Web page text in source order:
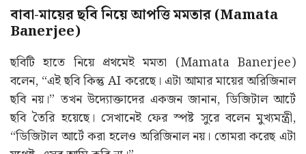
বাবা-মায়ের ছবি নিয়ে আপত্তি মমতার (Mamata
Banerjee)
ছবিটি হাতে নিয়ে প্রথমেই মমতা (Mamata Banerjee)
বলেন, “এই ছবি কিন্তু AI করেছে। এটা আমার মায়ের অরিজিনাল
ছবি নয়।” তখন উদ্যোক্তাদের একজন জানান, ডিজিটাল আর্টে
ছবি তৈরি হয়েছে। সেখানেই ফের স্পষ্ট সুরে বলেন মুখ্যমন্ত্রী,
“ডিজিটাল আর্টে করা হলেও অরিজিনাল নয়। তোমরা করেছ এটা